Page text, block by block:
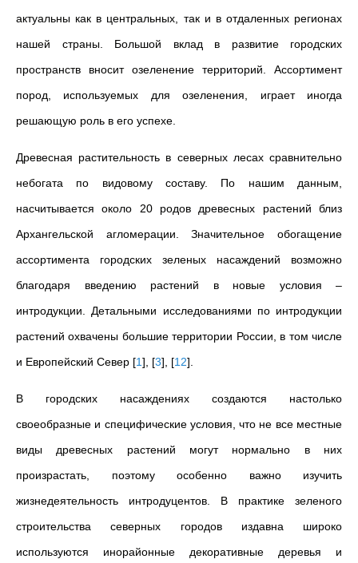
актуальны как в центральных, так и в отдаленных регионах
нашей страны. Большой вклад в развитие городских
пространств вносит озеленение территорий. Ассортимент
пород, используемых для озеленения, играет иногда
решающую роль в его успехе.
Древесная растительность в северных лесах сравнительно
небогата по видовому составу. По нашим данным,
насчитывается около 20 родов древесных растений близ
Архангельской агломерации. Значительное обогащение
ассортимента городских зеленых насаждений возможно
благодаря введению растений в новые условия –
интродукции. Детальными исследованиями по интродукции
растений охвачены большие территории России, в том числе
и Европейский Север [1] [3] [12]
В городских насаждениях создаются настолько
своеобразные и специфические условия, что не все местные
виды древесных растений могут нормально в них
произрастать, поэтому особенно важно изучить
жизнедеятельность интродуцентов. В практике зеленого
строительства северных городов издавна широко
используются инорайонные декоративные деревья и